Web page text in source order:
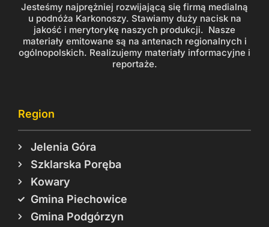
Jesteśmy najprężniej rozwijającą się firmą medialną
u podnóża Karkonoszy. Stawiamy duży nacisk na
jakość i merytorykę naszych produkcji. Nasze
materiały emitowane są na antenach regionalnych i
ogólnopolskich. Realizujemy materiały informacyjne i
reportaże.
Region
Jelenia Góra
Szklarska Poręba
Kowary
Gmina Piechowice
Gmina Podgórzyn